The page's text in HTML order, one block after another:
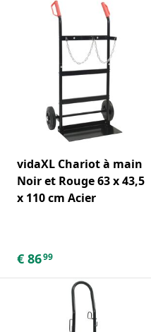
vidaXL Chariot à main
Noir et Rouge 63 x 43,5
x 110 cm Acier
€ 8699